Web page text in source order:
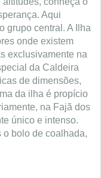
Aqui
grupo central. A Ilha
onde existem
exclusivamente na
da Caldeira
de dimensões,
da ilha é propício
na Fajã dos
único e intenso.
o bolo de coalhada,